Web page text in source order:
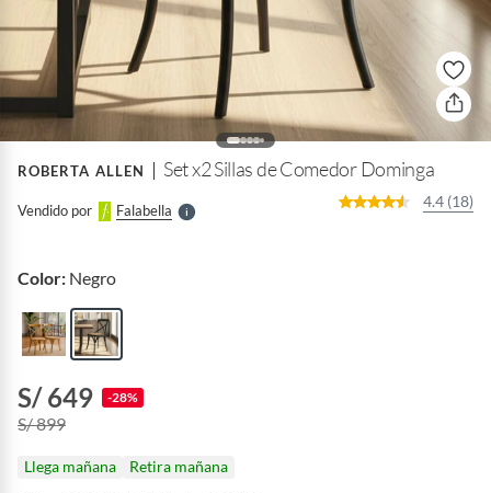
ROBERTA ALLEN Set x2 Sillas de Comedor Dominga
Vendido por FalabellaS
l
e
I
o
4.4 (18)
Color: Negro
S/ 649 -28%
S/ 899
Llega mañana Retira mañana